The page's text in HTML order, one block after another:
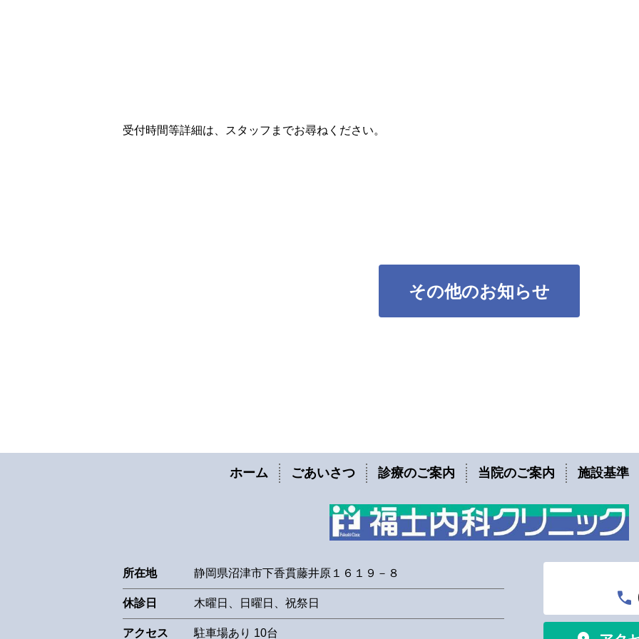
受付時間等詳細は、スタッフまでお尋ねください。
その他のお知らせ
ホーム ごあいさつ 診療のご案内 当院のご案内 施設基準
所在地 静岡県沼津市下香貫藤井原１６１９－８
休診日 木曜日、日曜日、祝祭日
アクセス 駐車場あり 10台
call